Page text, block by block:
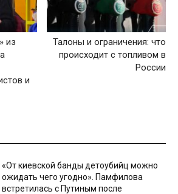
из
и
Талоны и ограничения: что
происходит с топливом в
России
«От киевской банды детоубийц можно
ожидать чего угодно». Памфилова
встретилась с Путиным после